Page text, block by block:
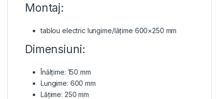
Montaj:
tablou electric lungime/lățime 600×250 mm
Dimensiuni:
Înălțime: 150 mm
Lungime: 600 mm
Lățime: 250 mm